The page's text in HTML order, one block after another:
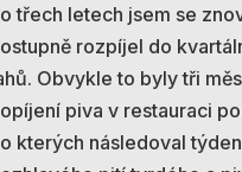
třech letech jsem se
rozpíjel do
Obvykle to byly tři
piva v restauraci
kterých následoval týden